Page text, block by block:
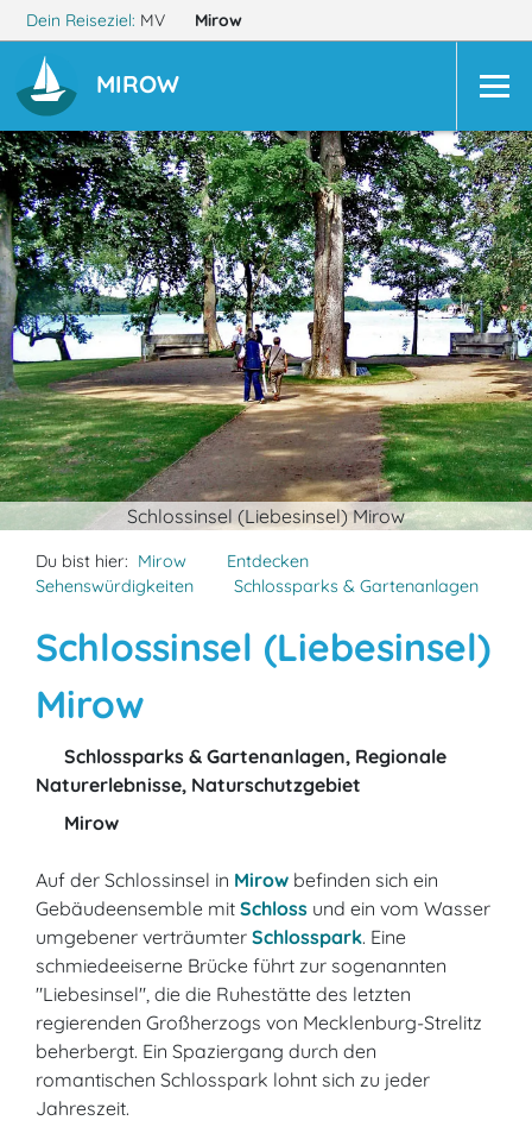
Dein Reiseziel: MV Mirow
MIROW
Schlossinsel (Liebesinsel) Mirow
Du bist hier: Mirow
Entdecken
Sehenswürdigkeiten
Schlossparks & Gartenanlagen
Schlossinsel (Liebesinsel)
Mirow
Schlossparks & Gartenanlagen, Regionale
Naturerlebnisse, Naturschutzgebiet
Mirow
Auf der Schlossinsel in Mirow befinden sich ein
Gebäudeensemble mit Schloss und ein vom Wasser
umgebener verträumter Schlosspark. Eine
schmiedeeiserne Brücke führt zur sogenannten
"Liebesinsel", die die Ruhestätte des letzten
regierenden Großherzogs von Mecklenburg-Strelitz
beherbergt. Ein Spaziergang durch den
romantischen Schlosspark lohnt sich zu jeder
Jahreszeit.